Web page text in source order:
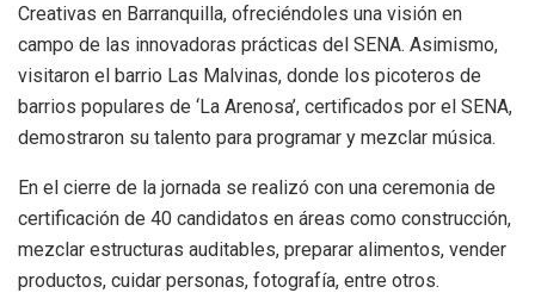
Creativas en Barranquilla, ofreciéndoles una visión en
campo de las innovadoras prácticas del SENA. Asimismo,
visitaron el barrio Las Malvinas, donde los picoteros de
barrios populares de ‘La Arenosa’, certificados por el SENA,
demostraron su talento para programar y mezclar música.
En el cierre de la jornada se realizó con una ceremonia de
certificación de 40 candidatos en áreas como construcción,
mezclar estructuras auditables, preparar alimentos, vender
productos, cuidar personas, fotografía, entre otros.